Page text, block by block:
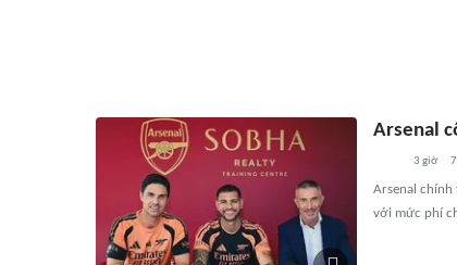
Arsenal
3 giờ
Arsenal chính
với mức phí